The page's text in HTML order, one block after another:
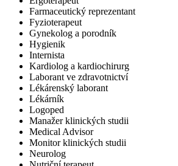
Farmaceutický reprezentant
Fyzioterapeut
Gynekolog a porodník
Hygienik
Internista
Kardiolog a kardiochirurg
Laborant ve zdravotnictví
Lékárenský laborant
Lékárník
Logoped
Manažer klinických studii
Medical Advisor
Monitor klinických studii
Neurolog